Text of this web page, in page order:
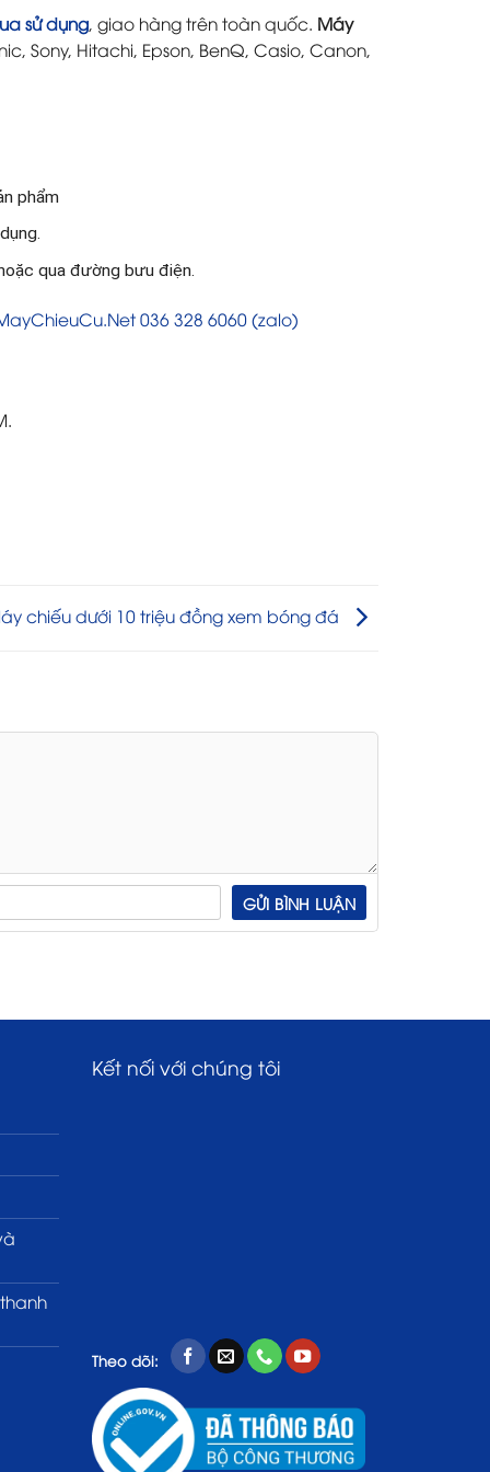
sử dụng, giao hàng trên toàn quốc. Máy
Sony, Hitachi, Epson, BenQ, Casio, Canon,
phẩm
qua đường bưu điện.
036 328 6060 (zalo)
chiếu dưới 10 triệu đồng xem bóng đá
Kết nối với chúng tôi
Theo dõi: